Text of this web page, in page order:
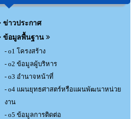
ข่าวประกาศ
ข้อมูลพื้นฐาน
- o1 โครงสร้าง
- o2 ข้อมูลผู้บริหาร
- o3 อำนาจหน้าที่
- o4 แผนยุทธศาสตร์หรือแผนพัฒนาหน่วย
งาน
- o5 ข้อมูลการติดต่อ